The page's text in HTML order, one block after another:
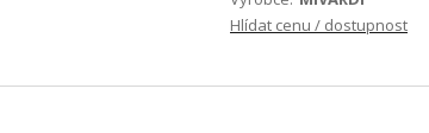
Hlídat cenu / dostupnost